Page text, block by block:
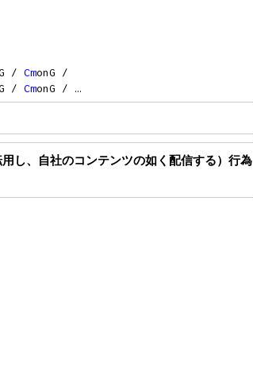
/ CmonG /
/ CmonG / …
し、自社のコンテンツの如く配信する）行為